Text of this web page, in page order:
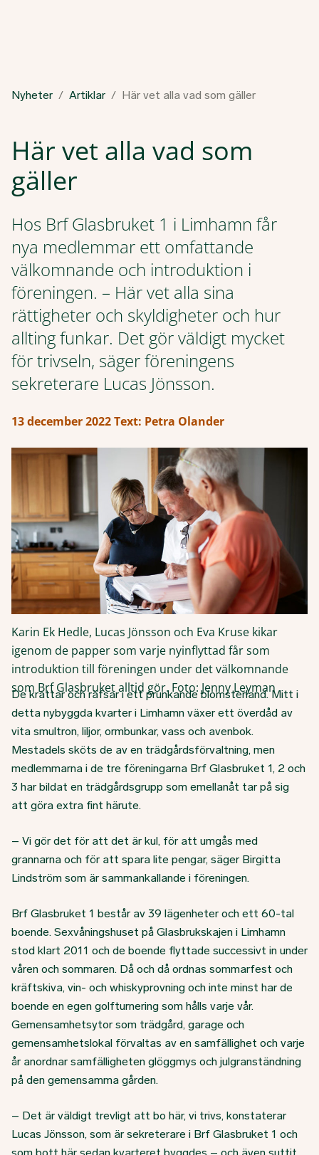
Nyheter Artiklar Här vet alla vad som gäller
Här vet alla vad som
gäller
Hos Brf Glasbruket 1 i Limhamn får
nya medlemmar ett omfattande
välkomnande och introduktion i
föreningen. – Här vet alla sina
rättigheter och skyldigheter och hur
allting funkar. Det gör väldigt mycket
för trivseln, säger föreningens
sekreterare Lucas Jönsson.
13 december 2022Text: Petra Olander
Karin Ek Hedle, Lucas Jönsson och Eva Kruse kikar
igenom de papper som varje nyinflyttad får som
introduktion till föreningen under det välkomnande
som Brf Glasbruket alltid gör. Foto: Jenny Leyman
De krattar och räfsar i ett prunkande blomsterland. Mitt i
detta nybyggda kvarter i Limhamn växer ett överdåd av
vita smultron, liljor, ormbunkar, vass och avenbok.
Mestadels sköts de av en trädgårdsförvaltning, men
medlemmarna i de tre föreningarna Brf Glasbruket 1, 2 och
3 har bildat en trädgårdsgrupp som emellanåt tar på sig
att göra extra fint härute.
– Vi gör det för att det är kul, för att umgås med
grannarna och för att spara lite pengar, säger Birgitta
Lindström som är sammankallande i föreningen.
Brf Glasbruket 1 består av 39 lägenheter och ett 60-tal
boende. Sexvåningshuset på Glasbrukskajen i Limhamn
stod klart 2011 och de boende flyttade successivt in under
våren och sommaren. Då och då ordnas sommarfest och
kräftskiva, vin- och whiskyprovning och inte minst har de
boende en egen golfturnering som hålls varje vår.
Gemensamhetsytor som trädgård, garage och
gemensamhetslokal förvaltas av en samfällighet och varje
år anordnar samfälligheten glöggmys och julgranständning
på den gemensamma gården.
– Det är väldigt trevligt att bo här, vi trivs, konstaterar
Lucas Jönsson, som är sekreterare i Brf Glasbruket 1 och